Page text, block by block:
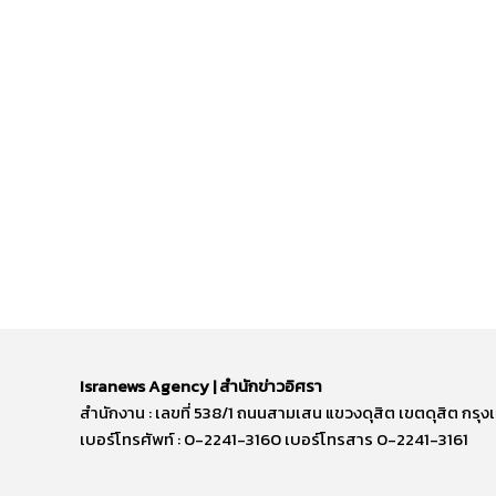
Isranews Agency | สำนักข่าวอิศรา
สำนักงาน : เลขที่ 538/1 ถนนสามเสน แขวงดุสิต เขตดุสิต กรุ
เบอร์โทรศัพท์ : 0-2241-3160 เบอร์โทรสาร 0-2241-3161